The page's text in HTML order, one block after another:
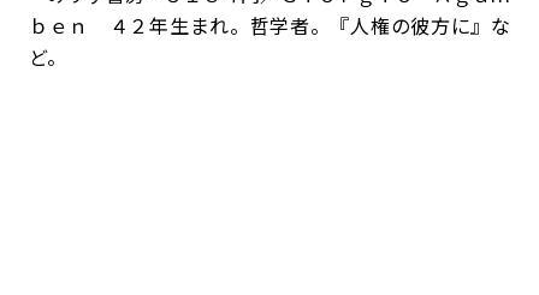
ｂｅｎ ４２年生まれ。哲学者。『人権の彼方に』な
ど。